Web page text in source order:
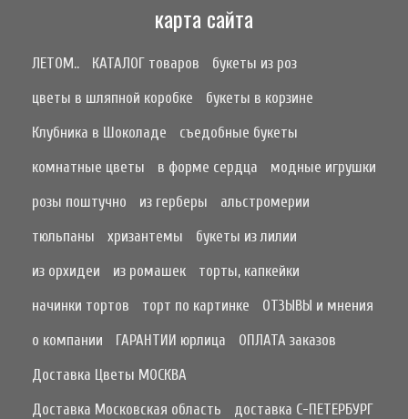
карта сайта
ЛЕТОМ.. КАТАЛОГ товаров
букеты из роз
цветы в шляпной коробке
букеты в корзине
Клубника в Шоколаде
съедобные букеты
комнатные цветы
в форме сердца
модные игрушки
розы поштучно
из герберы
альстромерии
тюльпаны
хризантемы
букеты из лилии
из орхидеи
из ромашек
торты, капкейки
начинки тортов
торт по картинке
ОТЗЫВЫ и мнения
о компании
ГАРАНТИИ юрлица
ОПЛАТА заказов
Доставка Цветы МОСКВА
Доставка Московская область
доставка С-ПЕТЕРБУРГ